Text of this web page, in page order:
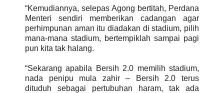
“Kemudiannya, selepas Agong bertitah, Perdana
Menteri sendiri memberikan cadangan agar
perhimpunan aman itu diadakan di stadium, pilih
mana-mana stadium, bertempiklah sampai pagi
pun kita tak halang.
“Sekarang apabila Bersih 2.0 memilih stadium,
nada penipu mula zahir – Bersih 2.0 terus
dituduh sebagai pertubuhan haram, tak ada